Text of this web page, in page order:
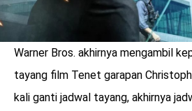
Warner Bros. akhirnya mengambil
tayang film Tenet garapan
kali ganti jadwal tayang, akhirnya